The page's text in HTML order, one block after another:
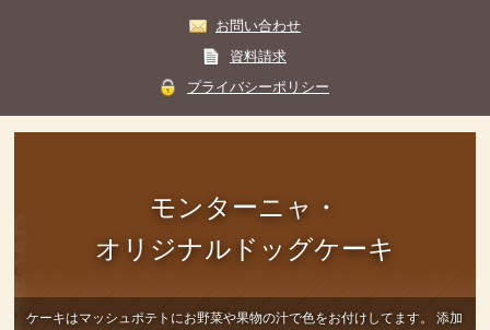
お問い合わせ
資料請求
プライバシーポリシー
モンターニャ・
オリジナルドッグケーキ
ケーキはマッシュポテトにお野菜や果物の汁で色をお付けしてます。
添加